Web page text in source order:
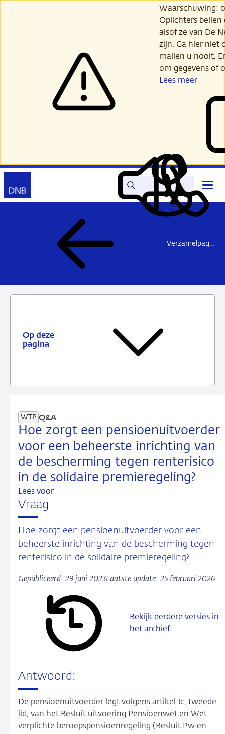
Waarschuwing:
Oplichters
alsof ze van De
zijn. Ga hier niet
mailen u nooit.
om gegevens of
Lees meer
Zoek Lees
voor
Mijn
DNB
Contact
Verzamelpagina transitie Wet toekomst pensioenen
Op deze
pagina
Hoe zorgt een pensioenuitvoerder
voor een beheerste inrichting van
de bescherming tegen renterisico
in de solidaire premieregeling?
WTP Q&A
Lees voor
Vraag
Hoe zorgt een pensioenuitvoerder voor een
beheerste inrichting van de bescherming tegen
renterisico in de solidaire premieregeling?
Gepubliceerd: 29 juni 2023Laatste update: 25 februari 2026
Bekijk eerdere versies in
het archief
Antwoord:
De pensioenuitvoerder legt volgens artikel 1c, tweede
lid, van het Besluit uitvoering Pensioenwet en Wet
verplichte beroepspensioenregeling (Besluit Pw en